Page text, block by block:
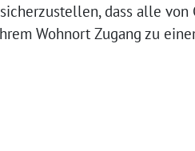
dass alle
Wohnort Zugang zu